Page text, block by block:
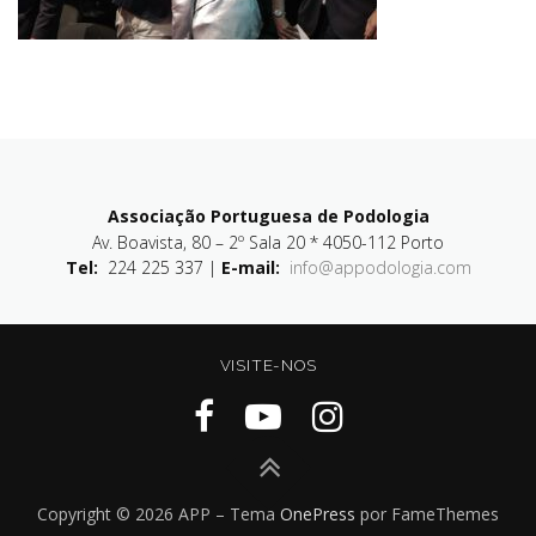
Associação Portuguesa de Podologia
Av. Boavista, 80 – 2º Sala 20 * 4050-112 Porto
Tel: 224 225 337 | E-mail: info@appodologia.com
VISITE-NOS
Copyright © 2026 APP – Tema OnePress por FameThemes